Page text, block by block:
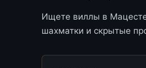
Ищете виллы в
шахматки и скрытые